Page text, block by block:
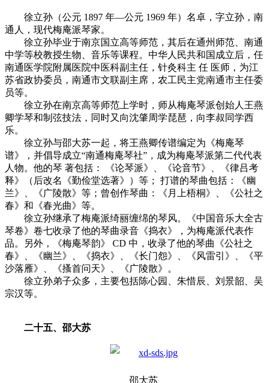
徐立孙（公元 1897 年—公元 1969 年）名卓，字立孙，南
通人，现代梅庵派琴家。
徐立孙毕业于南京国立高等师范，其后在通州师范、南通
中学等校教授生物、音乐等课程。中华人民共和国成立后，任
南通医学院附属医院中医科副主任，针灸科主 任 医师，为江
苏省政协委员，南通市文联副主席，农工民主党南通市主任委
员等。
徐立孙在南京高等师范上学时，师从梅庵琴派创始人王燕
卿学琴和制弦技法，同时又向沈肇周学琵琶，向李叔同学西
乐。
徐立孙与邵大苏一起，将王燕卿传谱编定为《梅庵琴
谱》，并倡导成立“南通梅庵琴社”，成为梅庵琴派第二代代表
人物。他的琴 著包括： 《论琴派》、《论音节》、《律吕考
释》（后改名《勤俭堂选著》）等； 打谱的琴曲包括：《幽
兰》、《广陵散》等；曾创作琴曲：《月上梧桐》、《公社之
春》和《春光曲》等。
徐立孙继承了梅庵派绮丽缠绵的琴风。《中国音乐大全古
琴卷》卷七收录了他的琴曲录音《捣衣》，为梅庵派代表作
品。另外，《梅庵琴韵》 CD 中，收录了他的琴曲《公社之
春》、《幽兰》、《捣衣》、《长门怨》、《风雷引》、《平
沙落雁》、《搔首问天》、《广陵散》。
徐立孙弟子众多，主要包括陈心园、朱惜辰、刘景韶、吴
宗汉等。
二十五、邵大苏
邵大苏